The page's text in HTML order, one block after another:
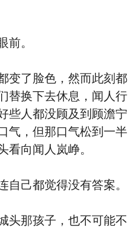
前。
变了脸色，然而此刻都
替换下去休息，闻人行
些人都没顾及到顾澹宁
气，但那口气松到一半
看向闻人岚峥。
自己都觉得没有答案。
头那孩子，也不可能不